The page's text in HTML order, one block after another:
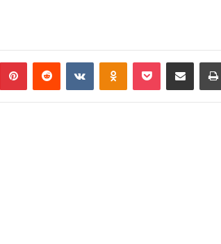
PinterestReddit VKontakteOdnoklassniki
Pocket Podijeli putem Emaila